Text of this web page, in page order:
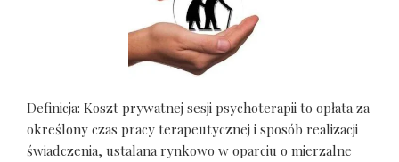
Definicja: Koszt prywatnej sesji psychoterapii to opłata za
określony czas pracy terapeutycznej i sposób realizacji
świadczenia, ustalana rynkowo w oparciu o mierzalne